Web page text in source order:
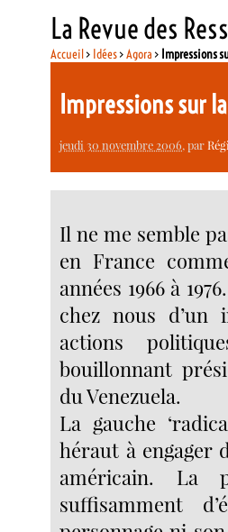
La Revue des
Accueil> Idées>Agora > Impressions
Impressions sur
jeudi 30 novembre 2006, par
Il ne me semble
en France
années 1966 à
chez nous
actions
bouillonnant
du Venezuela.
La gauche
héraut à engager
américain. La
suffisamment